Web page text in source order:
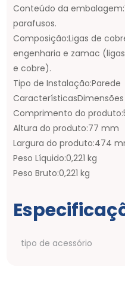
Conteúdo da
parafusos.
Composição:Ligas de
engenharia e zamac
e cobre).
Tipo de Instalação:Parede
CaracterísticasDimensões
Comprimento do
Altura do produto:77 mm
Largura do produto:474
Peso Líquido:0,221 kg
Peso Bruto:0,221 kg
tipo de acessório